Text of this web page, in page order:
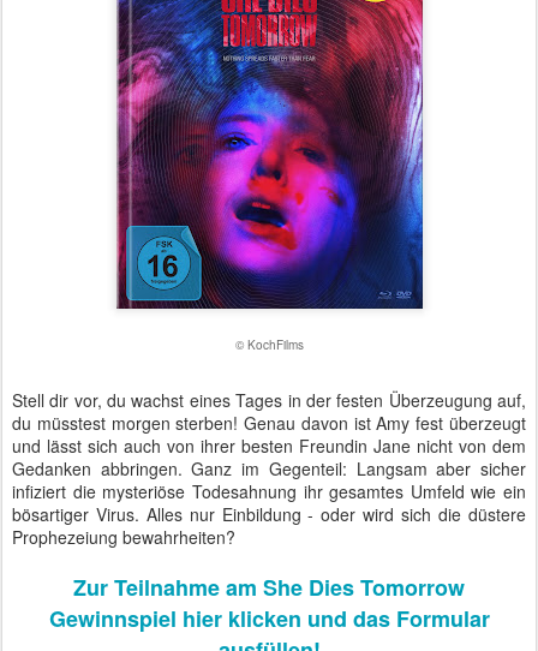
© KochFilms
Stell dir vor, du wachst eines Tages in der festen Überzeugung auf,
du müsstest morgen sterben! Genau davon ist Amy fest überzeugt
und lässt sich auch von ihrer besten Freundin Jane nicht von dem
Gedanken abbringen. Ganz im Gegenteil: Langsam aber sicher
infiziert die mysteriöse Todesahnung ihr gesamtes Umfeld wie ein
bösartiger Virus. Alles nur Einbildung - oder wird sich die düstere
Prophezeiung bewahrheiten?
Zur Teilnahme am She Dies Tomorrow
Gewinnspiel hier klicken und das Formular